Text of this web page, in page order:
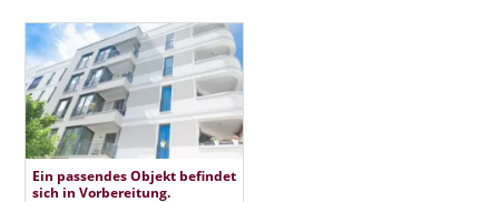
Ein passendes Objekt befindet
sich in Vorbereitung.